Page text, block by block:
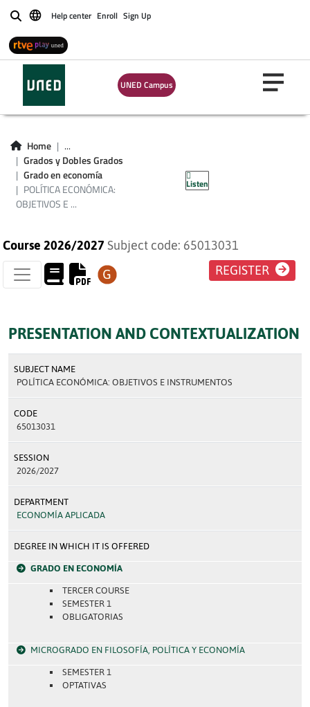
BuscarHelp center Enroll Sign Up
UNED Campus
Home
...
Grados y Dobles Grados
Grado en economía
POLÍTICA ECONÓMICA:
OBJETIVOS E ...
Listen
POLÍTICA
ECONÓMICA:
OBJETIVOS E
INSTRUMENTOS
Course 2026/2027 Subject code: 65013031
REGISTER
PRESENTATION AND CONTEXTUALIZATION
SUBJECT NAME
POLÍTICA ECONÓMICA: OBJETIVOS E INSTRUMENTOS
CODE
65013031
SESSION
2026/2027
DEPARTMENT
ECONOMÍA APLICADA
DEGREE IN WHICH IT IS OFFERED
GRADO EN ECONOMÍA
TERCER COURSE
SEMESTER 1
OBLIGATORIAS
MICROGRADO EN FILOSOFÍA, POLÍTICA Y ECONOMÍA
SEMESTER 1
OPTATIVAS